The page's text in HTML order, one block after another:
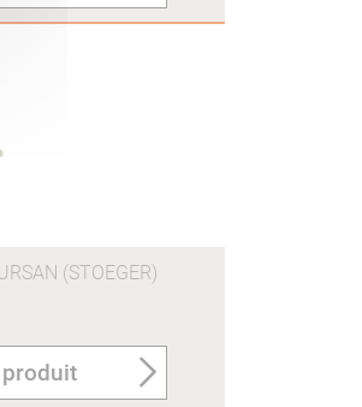
(STOEGER)